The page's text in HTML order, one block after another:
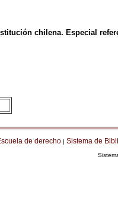
chilena. Especial
de derecho | Sistema de